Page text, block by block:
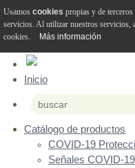
Inicio
Catálogo de productos
COVID-19
Señales COVID-
Usamos cookies propias y de
servicios. Al utilizar nuestros servicios,
cookies.
Más información